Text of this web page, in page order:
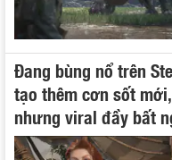
Đang bùng nổ trên
tạo thêm cơn sốt
nhưng viral đầy bất